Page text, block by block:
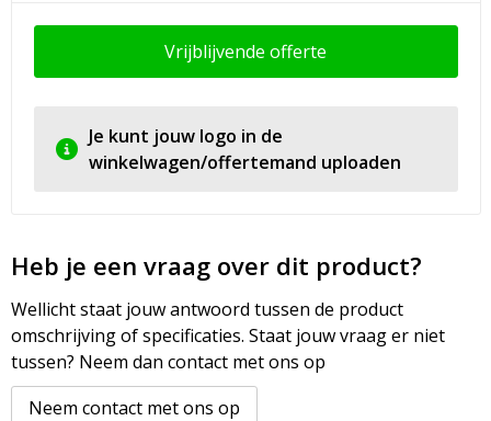
Vrijblijvende offerte
Je kunt jouw logo in de
winkelwagen/offertemand uploaden
Heb je een vraag over dit product?
Wellicht staat jouw antwoord tussen de product
omschrijving of specificaties. Staat jouw vraag er niet
tussen? Neem dan contact met ons op
Neem contact met ons op